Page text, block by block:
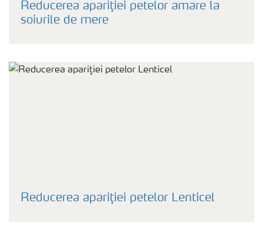
Reducerea apariţiei petelor amare la
soiurile de mere
Reducerea apariţiei petelor Lenticel